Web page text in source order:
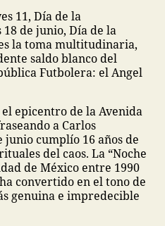
11, Día de la
de junio, Día de la
la toma multitudinaria,
saldo blanco del
Futbolera: el Angel
epicentro de la Avenida
a Carlos
junio cumplío 16 años de
del caos. La “Noche
de México entre 1990
convertido en el tono de
genuina e impredecible